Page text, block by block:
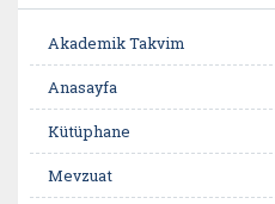
Akademik Takvim
Anasayfa
Kütüphane
Mevzuat